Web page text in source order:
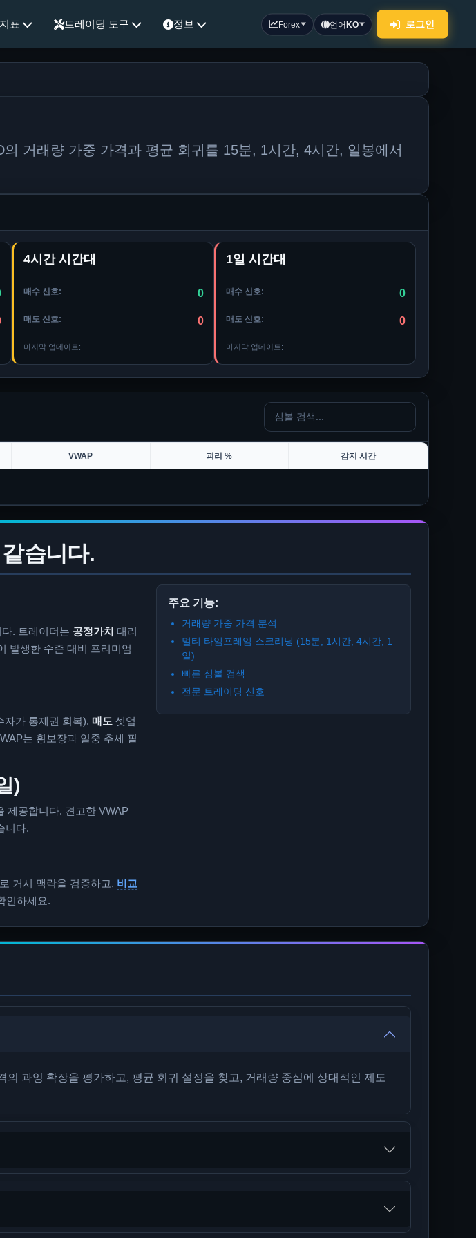
지표 트레이딩 도구 정보 Forex 언어KO 로그인
거래량 가중 가격과 평균 회귀를 15분, 1시간, 4시간, 일봉에서
4시간 시간대
매수 신호: 0
매도 신호: 0
마지막 업데이트: -
1일 시간대
매수 신호: 0
매도 신호: 0
마지막 업데이트: -
VWAP 괴리 % 감지 시간
습니다.
. 트레이더는 공정가치 대리
발생한 수준 대비 프리미엄
자가 통제권 회복). 매도 셋업
는 횡보장과 일중 추세 필
)
제공합니다. 견고한 VWAP
니다.
거시 맥락을 검증하고, 비교
인하세요.
주요 기능:
거래량 가중 가격 분석
멀티 타임프레임 스크리닝 (15분, 1시간, 4시간, 1
일)
빠른 심볼 검색
전문 트레이딩 신호
과잉 확장을 평가하고, 평균 회귀 설정을 찾고, 거래량 중심에 상대적인 제도